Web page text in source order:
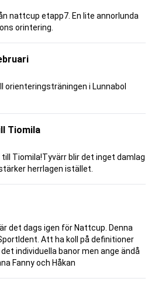
nattcup etapp7. En lite annorlunda
orintering.
orienteringsträningen i Lunnabol
Tiomila
Tiomila!Tyvärr blir det inget damlag
herrlagen istället.
det dags igen för Nattcup. Denna
Att ha koll på definitioner
individuella banor men ange ändå
Fanny och Håkan